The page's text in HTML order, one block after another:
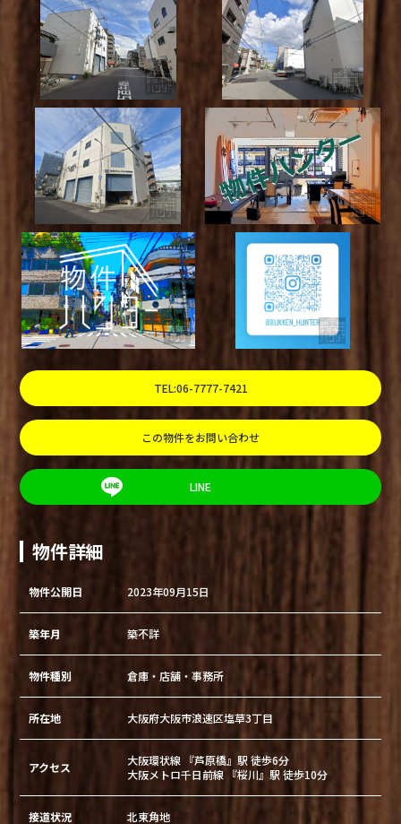
TEL:06-7777-7421
この物件をお問い合わせ
LINE
物件詳細
物件公開日 2023年09月15日
築年月 築不詳
物件種別 倉庫・店舗・事務所
所在地 大阪府大阪市浪速区塩草3丁目
アクセス
大阪環状線 『芦原橋』駅 徒歩6分
大阪メトロ千日前線 『桜川』駅 徒歩10分
接道状況 北東角地